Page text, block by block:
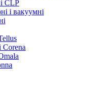
CLP
і вакуумні
Corena